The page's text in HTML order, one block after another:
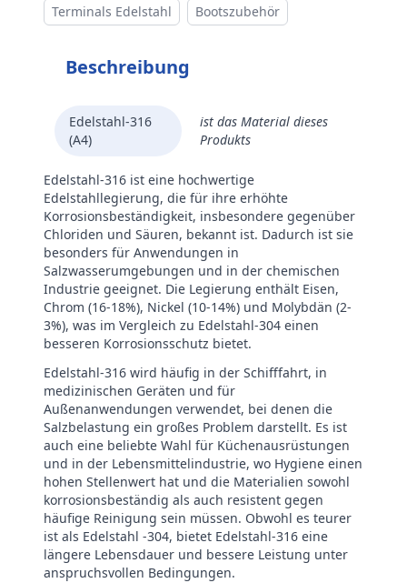
Terminals Edelstahl Bootszubehör
Beschreibung
Edelstahl-316
(A4)
ist das Material dieses
Produkts
Edelstahl-316 ist eine hochwertige
Edelstahllegierung, die für ihre erhöhte
Korrosionsbeständigkeit, insbesondere gegenüber
Chloriden und Säuren, bekannt ist. Dadurch ist sie
besonders für Anwendungen in
Salzwasserumgebungen und in der chemischen
Industrie geeignet. Die Legierung enthält Eisen,
Chrom (16-18%), Nickel (10-14%) und Molybdän (2-
3%), was im Vergleich zu Edelstahl-304 einen
besseren Korrosionsschutz bietet.
Edelstahl-316 wird häufig in der Schifffahrt, in
medizinischen Geräten und für
Außenanwendungen verwendet, bei denen die
Salzbelastung ein großes Problem darstellt. Es ist
auch eine beliebte Wahl für Küchenausrüstungen
und in der Lebensmittelindustrie, wo Hygiene einen
hohen Stellenwert hat und die Materialien sowohl
korrosionsbeständig als auch resistent gegen
häufige Reinigung sein müssen. Obwohl es teurer
ist als Edelstahl -304, bietet Edelstahl-316 eine
längere Lebensdauer und bessere Leistung unter
anspruchsvollen Bedingungen.